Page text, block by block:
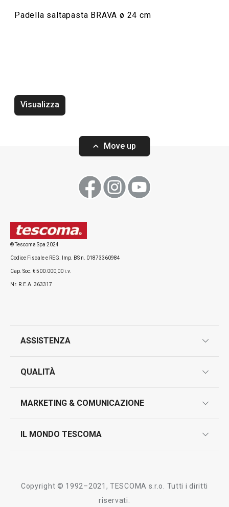
Tutti i prodotti della linea BRAVA
Padella saltapasta BRAVA ø 24 cm
Visualizza
Move up
© Tescoma Spa 2024
Codice Fiscale e REG. Imp. BS n. 01873360984
Cap. Soc. € 500.000,00 i.v.
Nr. R.E.A. 363317
ASSISTENZA
contatti
QUALITÀ
test sui prodotti
MARKETING & COMUNICAZIONE
IL MONDO TESCOMA
Copyright © 1992–2021, TESCOMA s.r.o. Tutti i diritti
riservati.